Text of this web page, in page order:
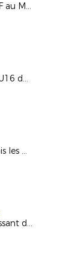
L'Equipe de France U16F au Mondial de Montaigu !
47e édition du Mondial U16 de Montaigu !
Le musée "Il était une fois les BLEUES à Atlantis" !
Elisabeth Loisel : "Intéressant de re-parcourir l’histoire du football féminin en France"